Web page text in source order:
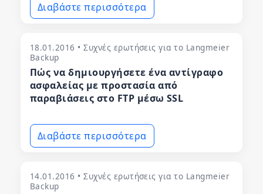
Διαβάστε περισσότερα
18.01.2016 • Συχνές ερωτήσεις για το Langmeier
Backup
Πώς να δημιουργήσετε ένα αντίγραφο
ασφαλείας με προστασία από
παραβιάσεις στο FTP μέσω SSL
Διαβάστε περισσότερα
14.01.2016 • Συχνές ερωτήσεις για το Langmeier
Backup